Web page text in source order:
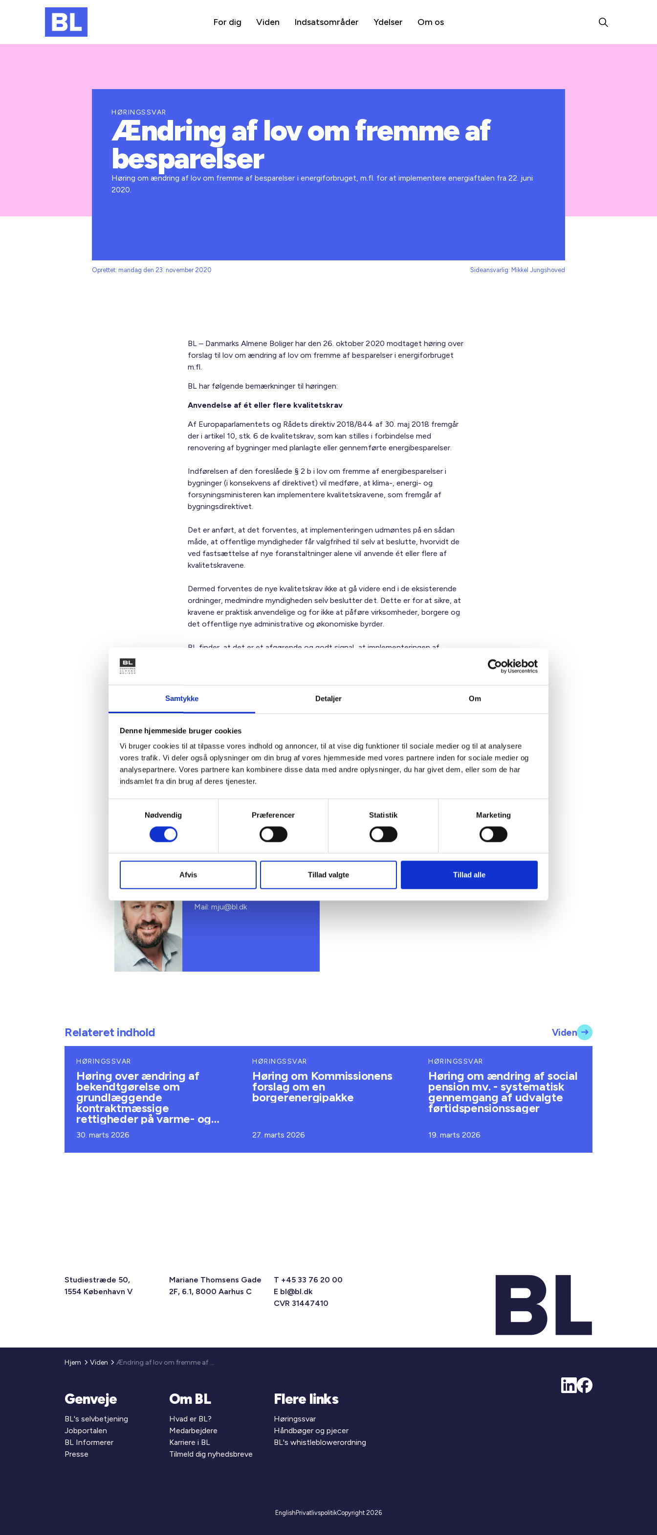
Samtykke Detaljer Om
Denne hjemmeside bruger cookies
Vi bruger cookies til at tilpasse vores indhold og annoncer, til at vise dig funktioner til sociale medier og til at analysere
vores trafik. Vi deler også oplysninger om din brug af vores hjemmeside med vores partnere inden for sociale medier og
analysepartnere. Vores partnere kan kombinere disse data med andre oplysninger, du har givet dem, eller som de har
indsamlet fra din brug af deres tjenester.
Nødvendig
Præferencer Statistik Marketing
Afvis Tillad valgte Tillad alle
For dig Viden Indsatsområder Ydelser Om os
HØRINGSSVAR
Ændring af lov om fremme af
besparelser
Høring om ændring af lov om fremme af besparelser i energiforbruget, m.fl. for at implementere energiaftalen fra 22. juni
2020.
Oprettet: mandag den 23. november 2020 Sideansvarlig: Mikkel Jungshoved
BL – Danmarks Almene Boliger har den 26. oktober 2020 modtaget høring over
forslag til lov om ændring af lov om fremme af besparelser i energiforbruget
m.fl.
BL har følgende bemærkninger til høringen:
Anvendelse af ét eller flere kvalitetskrav
Af Europaparlamentets og Rådets direktiv 2018/844 af 30. maj 2018 fremgår
der i artikel 10, stk. 6 de kvalitetskrav, som kan stilles i forbindelse med
renovering af bygninger med planlagte eller gennemførte energibesparelser.
Indførelsen af den foreslåede § 2 b i lov om fremme af energibesparelser i
bygninger (i konsekvens af direktivet) vil medføre, at klima-, energi- og
forsyningsministeren kan implementere kvalitetskravene, som fremgår af
bygningsdirektivet.
Det er anført, at det forventes, at implementeringen udmøntes på en sådan
måde, at offentlige myndigheder får valgfrihed til selv at beslutte, hvorvidt de
ved fastsættelse af nye foranstaltninger alene vil anvende ét eller flere af
kvalitetskravene.
Dermed forventes de nye kvalitetskrav ikke at gå videre end i de eksisterende
ordninger, medmindre myndigheden selv beslutter det. Dette er for at sikre, at
kravene er praktisk anvendelige og for ikke at påføre virksomheder, borgere og
det offentlige nye administrative og økonomiske byrder.
BL finder, at det er et afgørende og godt signal, at implementeringen af
renoveringerne. Det er afgørende, at der ikke opsættes barrierer for
iværksættelse af energibesparende renoveringer.
teknisk konsulent Mikkel Jungshoved på mail
Med venlig hilsen
Bent Madsen
Adm. direktør
Kontakt
Mikkel Jungshoved
Mail: mju@bl.dk
Relateret indhold Viden
HØRINGSSVAR
Høring over ændring af
bekendtgørelse om
grundlæggende
kontraktmæssige
rettigheder på varme- og
køleområdet
30. marts 2026
HØRINGSSVAR
Høring om Kommissionens
forslag om en
borgerenergipakke
27. marts 2026
HØRINGSSVAR
Høring om ændring af social
pension mv. - systematisk
gennemgang af udvalgte
førtidspensionssager
19. marts 2026
Studiestræde 50,
1554 København V
Mariane Thomsens Gade
2F, 6.1, 8000 Aarhus C
T +45 33 76 20 00
E bl@bl.dk
CVR 31447410
Hjem Viden Ændring af lov om fremme af besparelser
Genveje
BL's selvbetjening
Jobportalen
BL Informerer
Presse
Om BL
Hvad er BL?
Medarbejdere
Karriere i BL
Tilmeld dig nyhedsbreve
Flere links
Høringssvar
Håndbøger og pjecer
BL's whistleblowerordning
EnglishPrivatlivspolitikCopyright 2026